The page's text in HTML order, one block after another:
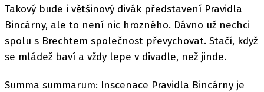
Takový bude i většinový divák představení Pravidla
Bincárny, ale to není nic hrozného. Dávno už nechci
spolu s Brechtem společnost převychovat. Stačí, když
se mládež baví a vždy lepe v divadle, než jinde.
Summa summarum: Inscenace Pravidla Bincárny je